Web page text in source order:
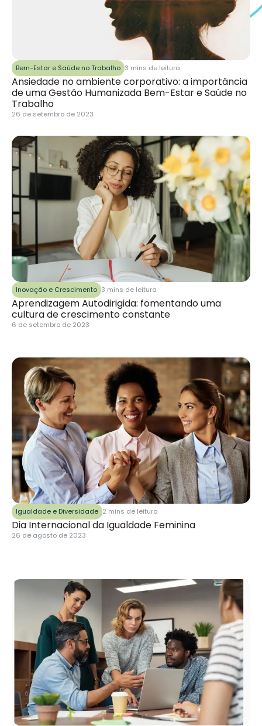
Bem-Estar e Saúde no Trabalho 3 mins de leitura
Ansiedade no ambiente corporativo: a importância
de uma Gestão Humanizada Bem-Estar e Saúde no
Trabalho
26 de setembro de 2023
Inovação e Crescimento 3 mins de leitura
Aprendizagem Autodirigida: fomentando uma
cultura de crescimento constante
6 de setembro de 2023
Igualdade e Diversidade 2 mins de leitura
Dia Internacional da Igualdade Feminina
26 de agosto de 2023